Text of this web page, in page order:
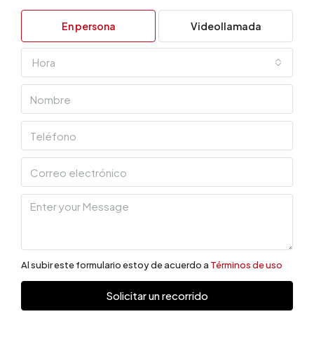
En persona Videollamada
Hora
Al subir este formulario estoy de acuerdo a Términos de uso
Solicitar un recorrido